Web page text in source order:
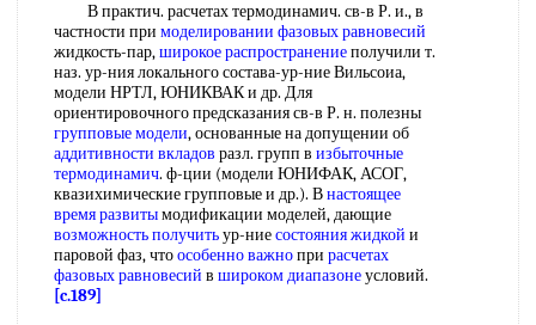
В практич. расчетах термодинамич. св-в Р. и., в
частности при моделировании фазовых равновесий
жидкость-пар,широкое распространениеполучили т.
наз. ур-ния локального состава-ур-ние Вильсоиа,
модели НРТЛ, ЮНИКВАК и др. Для
ориентировочного предсказания св-в Р. н. полезны
групповые модели, основанные на допущении об
аддитивности вкладов разл. групп в избыточные
термодинамич. ф-ции (модели ЮНИФАК, АСОГ,
квазихимические групповые и др.). Внастоящее
время развитымодификации моделей, дающие
возможность получитьур-ниесостояния жидкой и
паровой фаз, чтоособенно важнопри расчетах
фазовых равновесий в широком диапазонеусловий.
[c.189]